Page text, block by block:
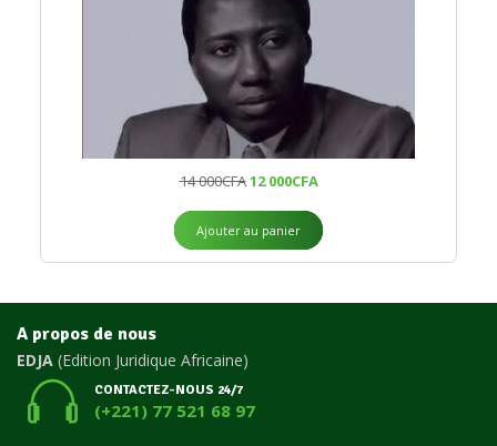
14 000CFA12 000CFA
Ajouter au panier
A propos de nous
EDJA (Edition Juridique Africaine)
CONTACTEZ-NOUS 24/7
(+221) 77 521 68 97